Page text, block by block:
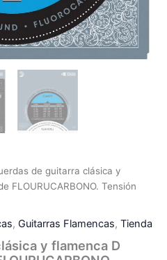
de guitarra clásica y
FLOURUCARBONO. Tensión
, Guitarras Flamencas, Tienda
y flamenca D